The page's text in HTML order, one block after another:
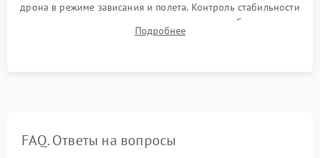
дрона в режиме зависания и полета. Контроль стабильности
удержания точки, качества передачи видео, работы системы
возврата домой (RTH) и дальности радиосвязи.
Подробнее
FAQ. Ответы на вопросы